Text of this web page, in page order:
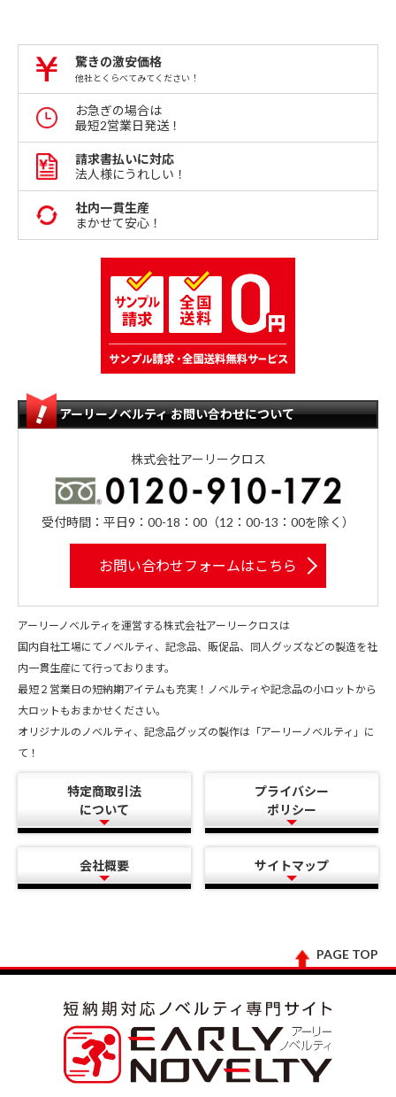
驚きの激安価格
他社とくらべてみてください！
お急ぎの場合は
最短2営業日発送！
請求書払いに対応
法人様にうれしい！
社内一貫生産
まかせて安心！
アーリーノベルティ お問い合わせについて
株式会社アーリークロス
受付時間：平日9：00-18：00（12：00-13：00を除く）
お問い合わせフォームはこちら
アーリーノベルティを運営する株式会社アーリークロスは
国内自社工場にてノベルティ、記念品、販促品、同人グッズなどの製造を社
内一貫生産にて行っております。
最短２営業日の短納期アイテムも充実！ノベルティや記念品の小ロットから
大ロットもおまかせください。
オリジナルのノベルティ、記念品グッズの製作は「アーリーノベルティ」に
て！
特定商取引法
について
プライバシー
ポリシー
会社概要 サイトマップ
PAGE TOP